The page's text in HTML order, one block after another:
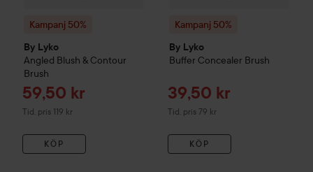
Kampanj 50%
By Lyko
Angled Blush & Contour
Brush
Reapris
59,50 kr
Tid. pris 119 kr
Tidigare pris 119 kr
KÖP
Kampanj 50%
By Lyko
Buffer Concealer Brush
Reapris
39,50 kr
Tid. pris 79 kr
Tidigare pris 79 kr
KÖP